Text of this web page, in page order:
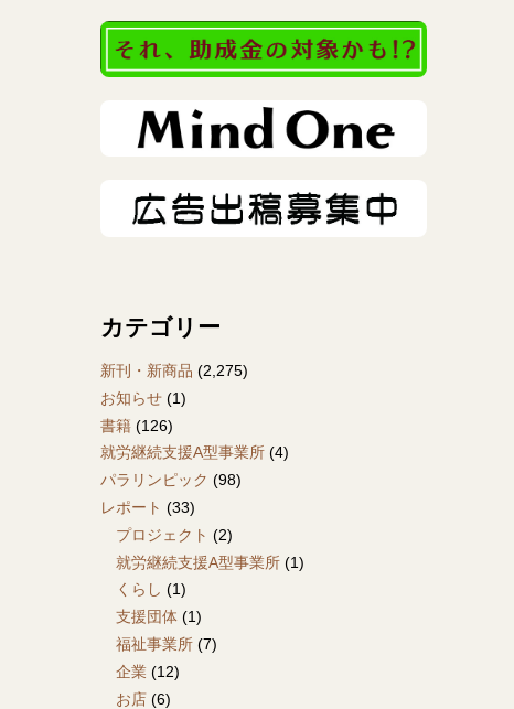
カテゴリー
新刊・新商品 (2,275)
お知らせ(1)
書籍(126)
就労継続支援A型事業所(4)
パラリンピック (98)
レポート (33)
プロジェクト (2)
就労継続支援A型事業所(1)
くらし (1)
支援団体(1)
福祉事業所(7)
企業(12)
お店(6)